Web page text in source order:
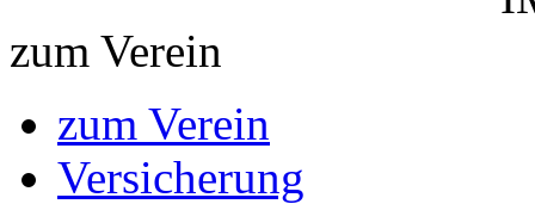
zum Verein
zum Verein
Versicherung